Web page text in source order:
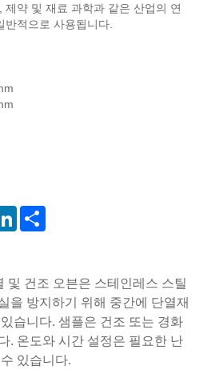
제약 및 재료 과학과 같은 산업의 연
적으로 사용됩니다.
LinkedIn
및 건조 오븐은 스테인레스 스틸
을 방지하기 위해 중간에 단열재
습니다. 샘플은 건조 또는 경화
. 온도와 시간 설정은 필요한 난
있습니다.